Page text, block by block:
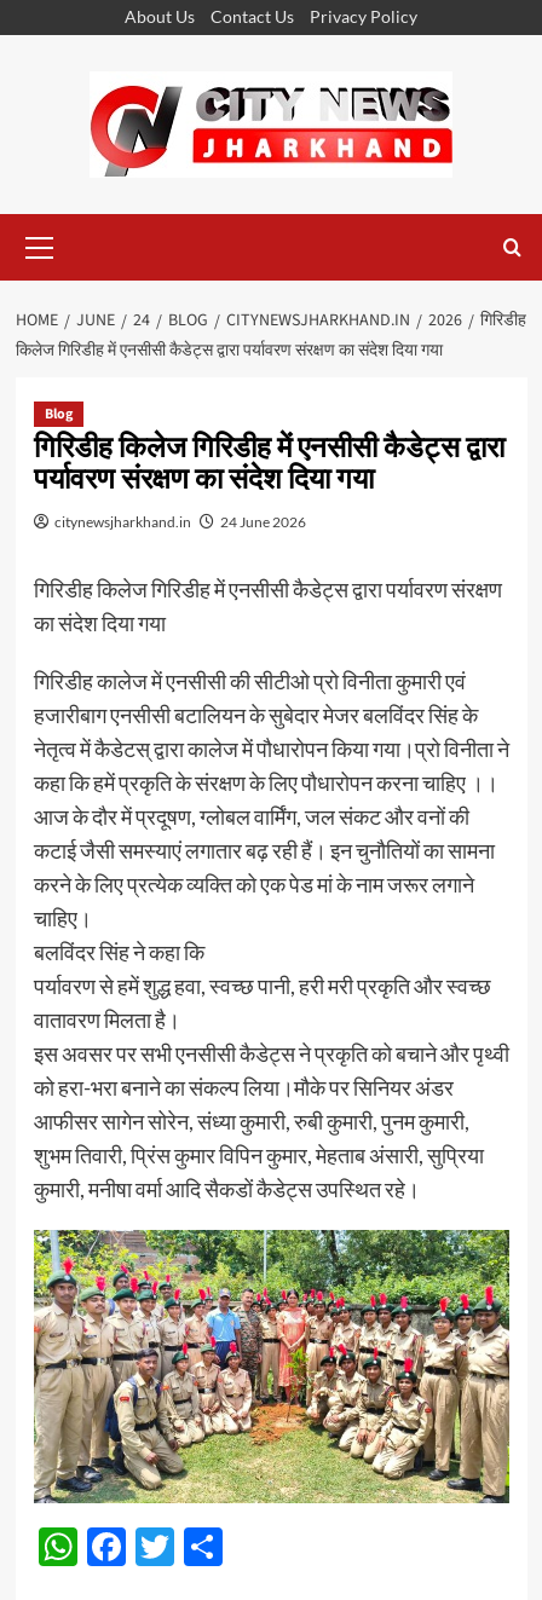
About Us Contact Us Privacy Policy
Menu
HOME JUNE 24 BLOG CITYNEWSJHARKHAND.IN 2026
गिरिडीह
किलेज गिरिडीह में एनसीसी कैडेट्स द्वारा पर्यावरण संरक्षण का संदेश दिया गया
Blog
गिरिडीह किलेज गिरिडीह में एनसीसी कैडेट्स द्वारा
पर्यावरण संरक्षण का संदेश दिया गया
citynewsjharkhand.in 24 June 2026
गिरिडीह किलेज गिरिडीह में एनसीसी कैडेट्स द्वारा पर्यावरण संरक्षण
का संदेश दिया गया
गिरिडीह कालेज में एनसीसी की सीटीओ प्रो विनीता कुमारी एवं
हजारीबाग एनसीसी बटालियन के सुबेदार मेजर बलविंदर सिंह के
नेतृत्व में कैडेटस् द्वारा कालेज में पौधारोपन किया गया।प्रो विनीता ने
कहा कि हमें प्रकृति के संरक्षण के लिए पौधारोपन करना चाहिए ।।
आज के दौर में प्रदूषण, ग्लोबल वार्मिंग, जल संकट और वनों की
कटाई जैसी समस्याएं लगातार बढ़ रही हैं। इन चुनौतियों का सामना
करने के लिए प्रत्येक व्यक्ति को एक पेड मां के नाम जरूर लगाने
चाहिए।
बलविंदर सिंह ने कहा कि
पर्यावरण से हमें शुद्ध हवा, स्वच्छ पानी, हरी मरी प्रकृति और स्वच्छ
वातावरण मिलता है।
इस अवसर पर सभी एनसीसी कैडेट्स ने प्रकृति को बचाने और पृथ्वी
को हरा-भरा बनाने का संकल्प लिया।मौके पर सिनियर अंडर
आफीसर सागेन सोरेन, संध्या कुमारी, रुबी कुमारी, पुनम कुमारी,
शुभम तिवारी, प्रिंस कुमार विपिन कुमार, मेहताब अंसारी, सुप्रिया
कुमारी, मनीषा वर्मा आदि सैकडों कैडेट्स उपस्थित रहे।
WhatsApp
Facebook
Twitter
Share